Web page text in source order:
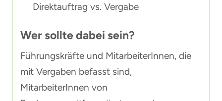
Direktauftrag vs. Vergabe
Wer sollte dabei sein?
Führungskräfte und MitarbeiterInnen, die
mit Vergaben befasst sind,
MitarbeiterInnen von